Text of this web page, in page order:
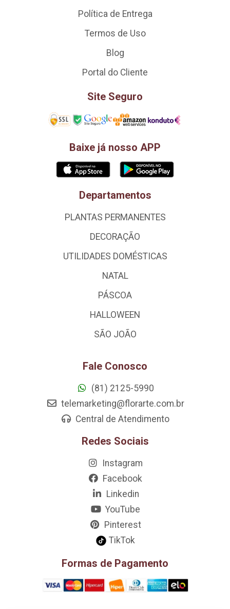
Política de Entrega
Termos de Uso
Blog
Portal do Cliente
Site Seguro
Baixe já nosso APP
Departamentos
PLANTAS PERMANENTES
DECORAÇÃO
UTILIDADES DOMÉSTICAS
NATAL
PÁSCOA
HALLOWEEN
SÃO JOÃO
Fale Conosco
(81) 2125-5990
telemarketing@florarte.com.br
Central de Atendimento
Redes Sociais
Instagram
Facebook
Linkedin
YouTube
Pinterest
TikTok
Formas de Pagamento